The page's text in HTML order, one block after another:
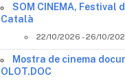
SOM CINEMA, Festival
Català
22/10/2026 - 26/10/
Mostra de cinema
OLOT.DOC